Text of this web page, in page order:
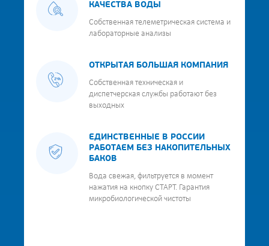
КАЧЕСТВА ВОДЫ
Собственная телеметрическая система и
лабораторные анализы
ОТКРЫТАЯ БОЛЬШАЯ КОМПАНИЯ
Собственная техническая и
диспетчерская службы работают без
выходных
ЕДИНСТВЕННЫЕ В РОССИИ
РАБОТАЕМ БЕЗ НАКОПИТЕЛЬНЫХ
БАКОВ
Вода свежая, фильтруется в момент
нажатия на кнопку СТАРТ. Гарантия
микробиологической чистоты